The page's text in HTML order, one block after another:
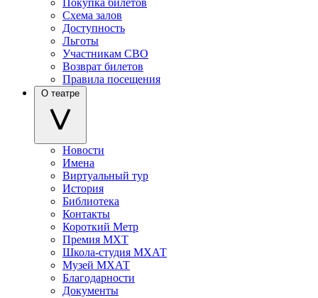
Покупка билетов
Схема залов
Доступность
Льготы
Участникам СВО
Возврат билетов
Правила посещения
О театре
Новости
Имена
Виртуальный тур
История
Библиотека
Контакты
Короткий Метр
Премия МХТ
Школа-студия МХАТ
Музей МХАТ
Благодарности
Документы